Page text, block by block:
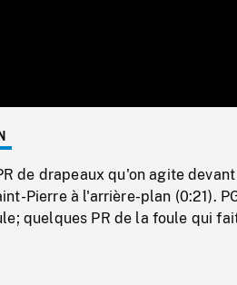
de drapeaux qu'on agite
Pierre à l'arrière-plan (0:21).
quelques PR de la foule qui